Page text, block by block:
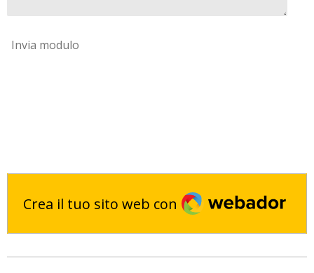
Invia modulo
Crea il tuo sito web con
Webador